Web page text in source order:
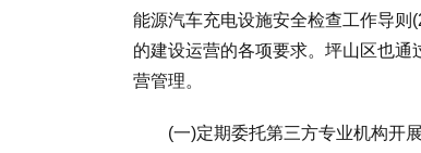
能源汽车充电设施安全检查工作导
的建设运营的各项要求。坪山区也
营管理。
(一)定期委托第三方专业机构开展